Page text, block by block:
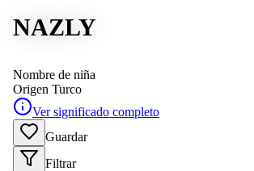
NAZLY
Nombre de niña
Origen Turco
Ver significado completo
Guardar
Filtrar